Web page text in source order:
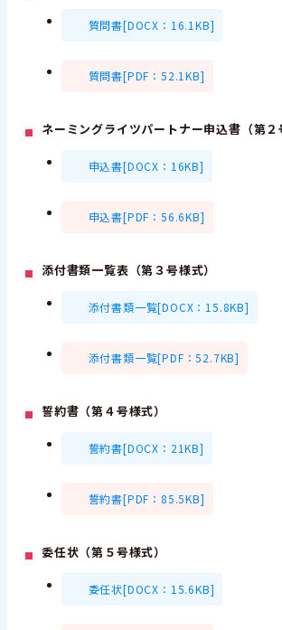
質問書[DOCX：16.1KB]
質問書[PDF：52.1KB]
ネーミングライツパートナー申込書（第２
申込書[DOCX：16KB]
申込書[PDF：56.6KB]
添付書類一覧表（第３号様式）
添付書類一覧[DOCX：15.8KB]
添付書類一覧[PDF：52.7KB]
誓約書（第４号様式）
誓約書[DOCX：21KB]
誓約書[PDF：85.5KB]
委任状（第５号様式）
委任状[DOCX：15.6KB]